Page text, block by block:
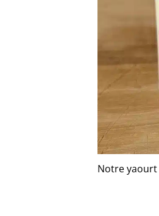
Notre yaourt